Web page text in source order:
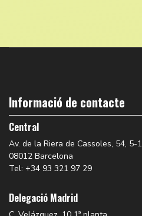
Informació de contacte
Central
Av. de la Riera de Cassoles, 54, 5-1
08012 Barcelona
Tel: +34 93 321 97 29
Delegació Madrid